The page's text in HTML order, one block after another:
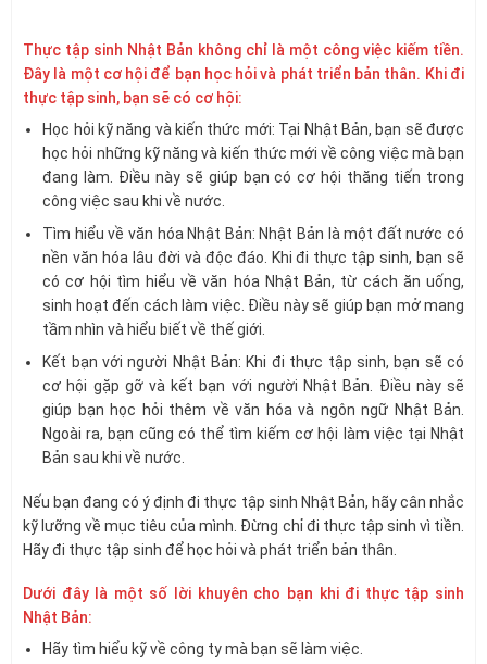
Thực tập sinh Nhật Bản không chỉ là một công việc kiếm tiền.
Đây là một cơ hội để bạn học hỏi và phát triển bản thân. Khi đi
thực tập sinh, bạn sẽ có cơ hội:
Học hỏi kỹ năng và kiến thức mới: Tại Nhật Bản, bạn sẽ được
học hỏi những kỹ năng và kiến thức mới về công việc mà bạn
đang làm. Điều này sẽ giúp bạn có cơ hội thăng tiến trong
công việc sau khi về nước.
Tìm hiểu về văn hóa Nhật Bản: Nhật Bản là một đất nước có
nền văn hóa lâu đời và độc đáo. Khi đi thực tập sinh, bạn sẽ
có cơ hội tìm hiểu về văn hóa Nhật Bản, từ cách ăn uống,
sinh hoạt đến cách làm việc. Điều này sẽ giúp bạn mở mang
tầm nhìn và hiểu biết về thế giới.
Kết bạn với người Nhật Bản: Khi đi thực tập sinh, bạn sẽ có
cơ hội gặp gỡ và kết bạn với người Nhật Bản. Điều này sẽ
giúp bạn học hỏi thêm về văn hóa và ngôn ngữ Nhật Bản.
Ngoài ra, bạn cũng có thể tìm kiếm cơ hội làm việc tại Nhật
Bản sau khi về nước.
Nếu bạn đang có ý định đi thực tập sinh Nhật Bản, hãy cân nhắc
kỹ lưỡng về mục tiêu của mình. Đừng chỉ đi thực tập sinh vì tiền.
Hãy đi thực tập sinh để học hỏi và phát triển bản thân.
Dưới đây là một số lời khuyên cho bạn khi đi thực tập sinh
Nhật Bản:
Hãy tìm hiểu kỹ về công ty mà bạn sẽ làm việc.